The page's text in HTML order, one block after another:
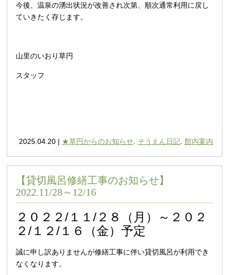
今後、温泉の湧出状況が改善され次第、順次通常利用に戻し
ていきたく存じます。
山里のいおり草円
スタッフ
2025.04.20 | ★草円からのお知らせ. そうえん日記. 館内案内
【貸切風呂修繕工事のお知らせ】
2022.11/28～12/16
２０２２/１１/２８（月）～２０２
２/１２/１６（金）予定
誠に申し訳ありませんが修繕工事に伴い貸切風呂が利用でき
なくなります。